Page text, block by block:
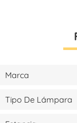
Marca
Tipo De Lámpara